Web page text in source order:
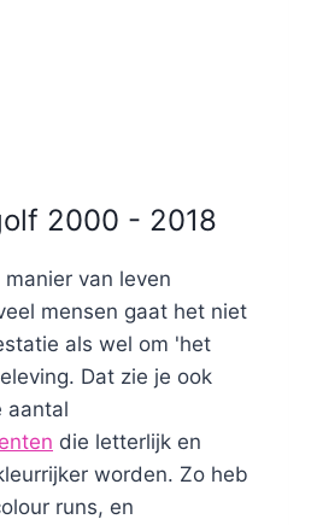
2000 - 2018
van leven
mensen gaat het niet
als wel om 'het
Dat zie je ook
aantal
die letterlijk en
worden. Zo heb
runs, en